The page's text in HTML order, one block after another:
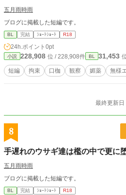
五月雨時雨
ブログに掲載した短編です。
BL 完結 ｼｮｰﾄｼｮｰﾄ R18
24h.ポイント 0pt
小説 228,908 位 / 228,908件 BL 31,453
短編 拘束 口枷 観察 媚薬 無様
最終更新
8
手遅れのウサギ達は檻の中で更に
五月雨時雨
ブログに掲載した短編です。
BL 完結 ｼｮｰﾄｼｮｰﾄ R18